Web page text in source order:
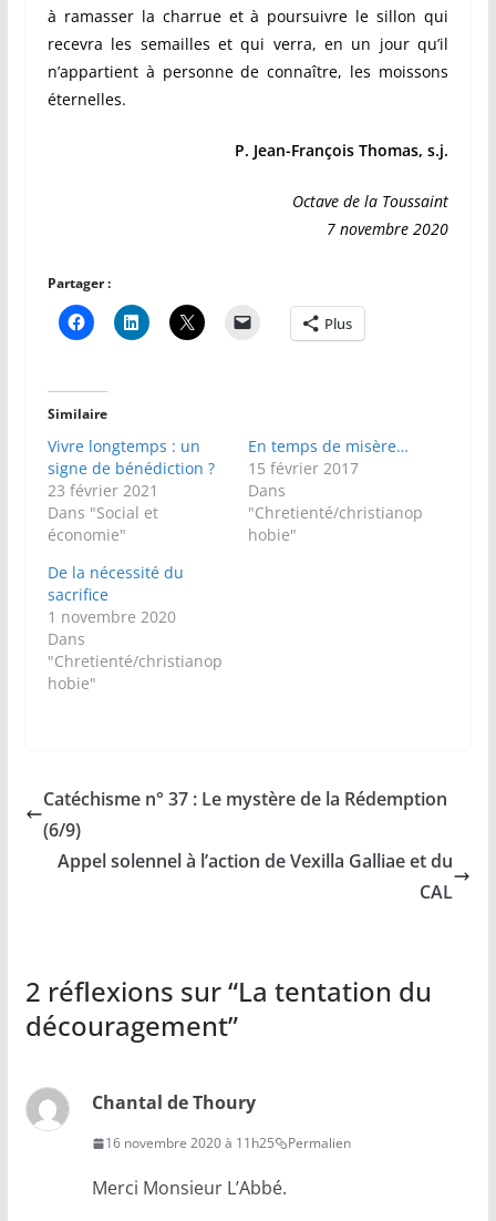
à ramasser la charrue et à poursuivre le sillon qui
recevra les semailles et qui verra, en un jour qu’il
n’appartient à personne de connaître, les moissons
éternelles.
P. Jean-François Thomas, s.j.
Octave de la Toussaint
7 novembre 2020
Partager :
Plus
Similaire
Vivre longtemps : un
signe de bénédiction ?
23 février 2021
Dans "Social et
économie"
En temps de misère…
15 février 2017
Dans
"Chretienté/christianop
hobie"
De la nécessité du
sacrifice
1 novembre 2020
Dans
"Chretienté/christianop
hobie"
Catéchisme n° 37 : Le mystère de la Rédemption
(6/9)
Appel solennel à l’action de Vexilla Galliae et du
CAL
2 réflexions sur “La tentation du
découragement”
Chantal de Thoury
16 novembre 2020 à 11h25 Permalien
Merci Monsieur L’Abbé.